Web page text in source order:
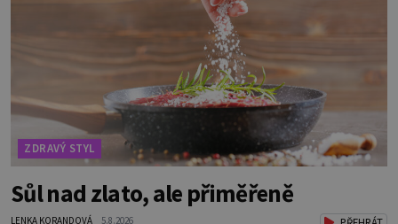
Procvičujte mozkové závity. Není to nijak slož
ZDRAVÝ STYL
Sůl nad zlato, ale přiměřeně
LENKA KORANDOVÁ 5.8.2026